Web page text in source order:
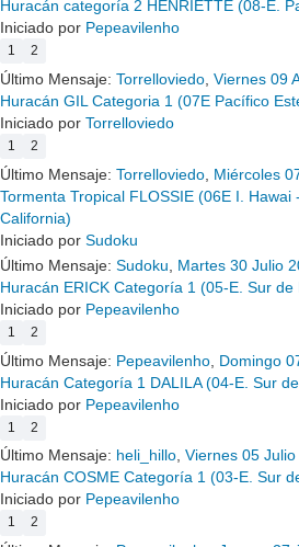
Huracán categoría 2 HENRIETTE (08-E.
Iniciado por Pepeavilenho
1 2
Último Mensaje: Torrelloviedo Viernes 09
Huracán GIL Categoria 1 (07E Pacífico
Iniciado por Torrelloviedo
1 2
Último Mensaje: Torrelloviedo Miércoles
Tormenta Tropical FLOSSIE (06E I. Hawai
California)
Iniciado por Sudoku
Último Mensaje: Sudoku, Martes 30 Julio
Huracán ERICK Categoría 1 (05-E. Sur
Iniciado por Pepeavilenho
1 2
Último Mensaje: Pepeavilenho Domingo
Huracán Categoría 1 DALILA (04-E. Sur
Iniciado por Pepeavilenho
1 2
Último Mensaje: heli_hillo, Viernes 05
Huracán COSME Categoría 1 (03-E. Sur
Iniciado por Pepeavilenho
1 2